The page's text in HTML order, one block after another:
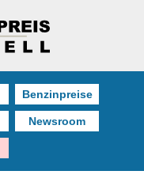
Benzinpreise
Newsroom